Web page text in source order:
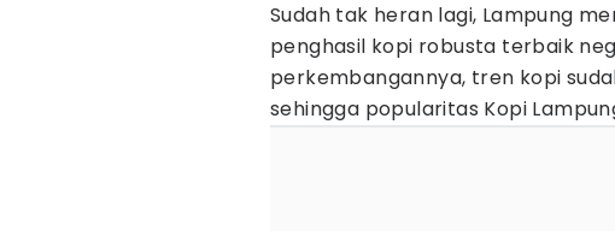
Sudah tak heran lagi, Lampung
penghasil kopi robusta terbaik
perkembangannya, tren kopi
sehingga popularitas Kopi